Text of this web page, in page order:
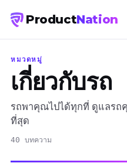
ProductNation
หมวดหมู่
เกี่ยวกับรถ
รถพาคุณไปได้ทุกที่ ดูแลร
ที่สุด
40 บทความ